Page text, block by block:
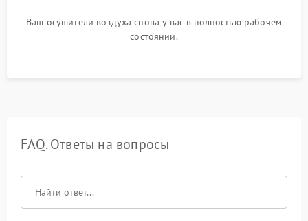
Ваш осушители воздуха снова у вас в полностью рабочем
состоянии.
FAQ. Ответы на вопросы